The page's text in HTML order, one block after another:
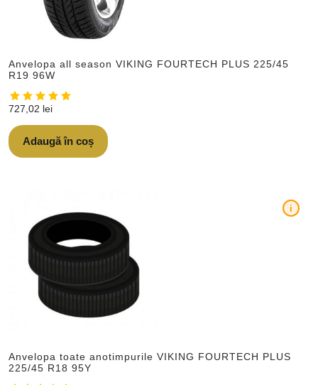
Anvelopa all season VIKING FOURTECH PLUS 225/45
R19 96W
727,02 lei
Adaugă în coș
Anvelopa toate anotimpurile VIKING FOURTECH PLUS
225/45 R18 95Y
i